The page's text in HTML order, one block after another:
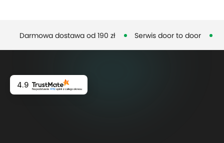
Darmowa dostawa od 190 zł Serwis door to door
4.9
Na podstawie 4112opinii z całego okresu